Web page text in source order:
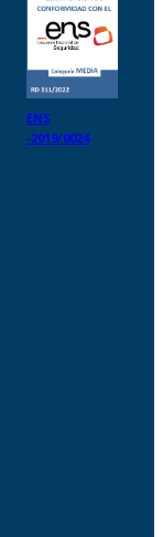
ENS
-2019/0024